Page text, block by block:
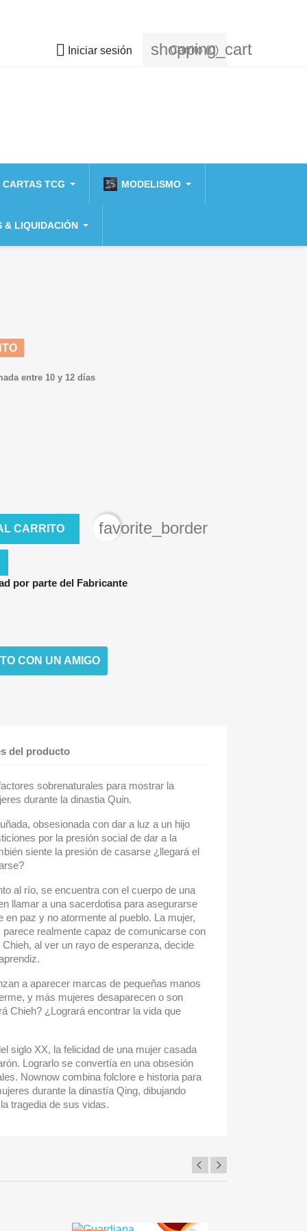
 Iniciar sesión shopping_cart
Carrito (0)
TCG MODELISMO
& LIQUIDACIÓN
entre 10 y 12 días
CARRITO
favorite_border
por parte del Fabricante
CON UN AMIGO
del producto
sobrenaturales para mostrar la
durante la dinastia Quin.
obsesionada con dar a luz a un hijo
por la presión social de dar a la
siente la presión de casarse ¿llegará el
al río, se encuentra con el cuerpo de una
llamar a una sacerdotisa para asegurarse
paz y no atormente al pueblo. La mujer,
realmente capaz de comunicarse con
al ver un rayo de esperanza, decide
a aparecer marcas de pequeñas manos
y más mujeres desaparecen o son
Chieh? ¿Logrará encontrar la vida que
siglo XX, la felicidad de una mujer casada
Lograrlo se convertía en una obsesión
Nownow combina folclore e historia para
durante la dinastía Qing, dibujando
tragedia de sus vidas.